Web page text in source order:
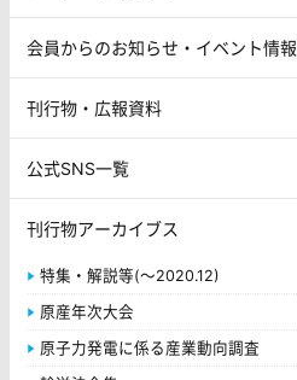
会員からのお知らせ・イベント情報
刊行物・広報資料
公式SNS一覧
刊行物アーカイブス
特集・解説等(～2020.12)
原産年次大会
原子力発電に係る産業動向調査